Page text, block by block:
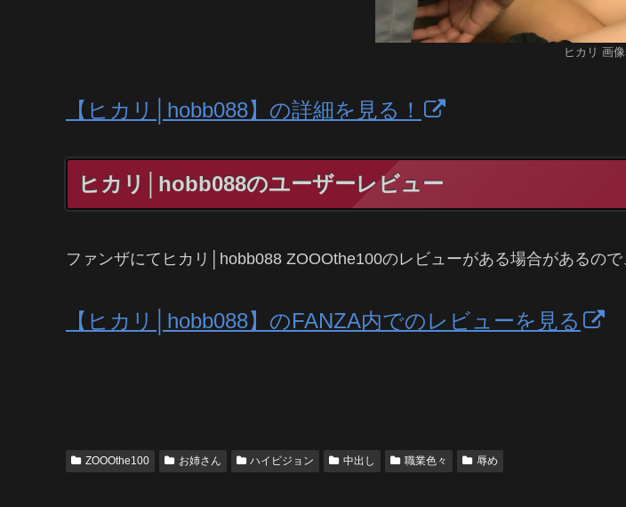
ヒカリ 画
【ヒカリ│hobb088】の詳細を見る！
ヒカリ│hobb088のユーザーレビュー
ファンザにてヒカリ│hobb088 ZOOOthe100のレビューがある場合があるの
【ヒカリ│hobb088】のFANZA内でのレビューを見る
ZOOOthe100 お姉さん ハイビジョン 中出し 職業色々 辱め